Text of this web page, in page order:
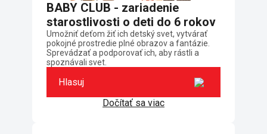
BABY CLUB - zariadenie
starostlivosti o deti do 6 rokov
Umožniť deťom žiť ich detský svet, vytvárať
pokojné prostredie plné obrazov a fantázie.
Sprevádzať a podporovať ich, aby rástli a
spoznávali svet.
Hlasuj
Dočítať sa viac